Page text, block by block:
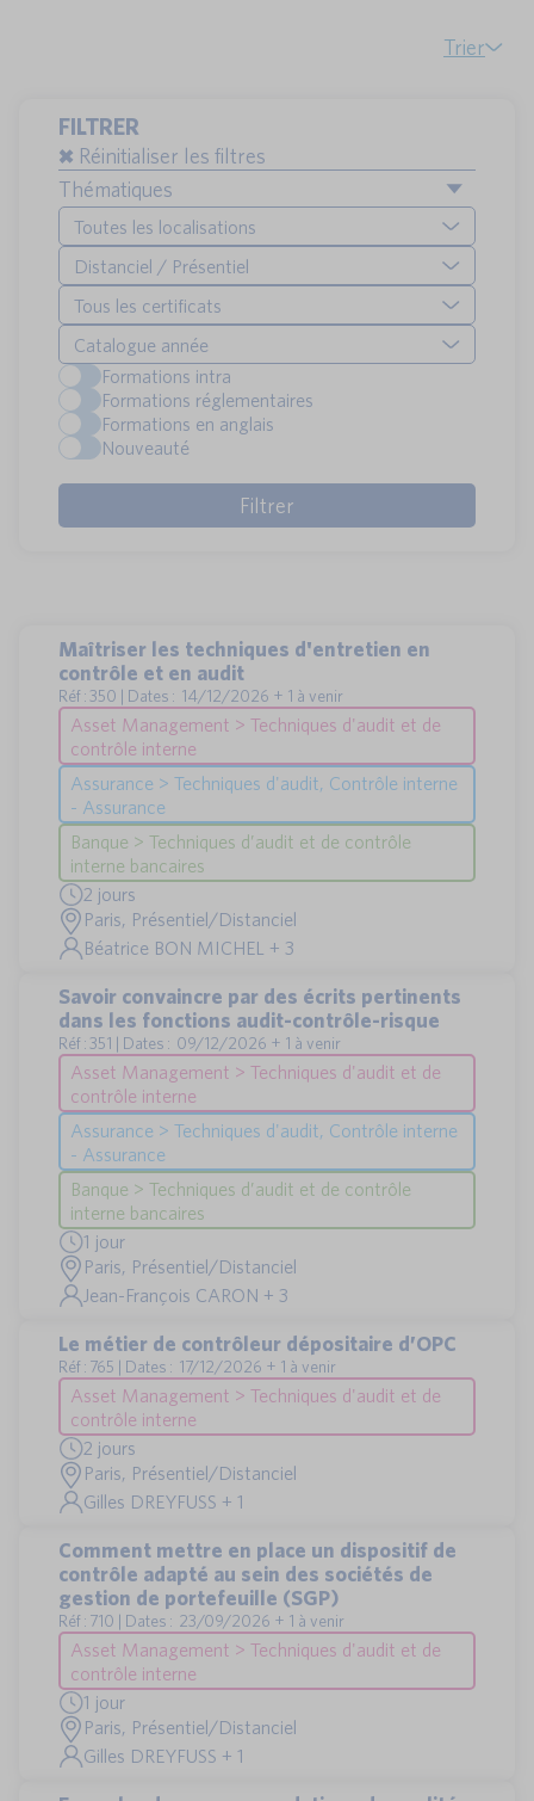
Trier
FILTRER
Réinitialiser les filtres
Thématiques
Toutes les localisations
Distanciel / Présentiel
Tous les certificats
Catalogue année
Formations intra
Formations réglementaires
Formations en anglais
Nouveauté
Maîtriser les techniques d'entretien en
contrôle et en audit
Réf : 350 | Dates : 14/12/2026 + 1 à venir
Asset Management > Techniques d'audit et de
contrôle interne
Assurance > Techniques d'audit, Contrôle interne
- Assurance
Banque > Techniques d’audit et de contrôle
interne bancaires
2 jours
Paris, Présentiel/Distanciel
Béatrice BON MICHEL + 3
Savoir convaincre par des écrits pertinents
dans les fonctions audit-contrôle-risque
Réf : 351 | Dates : 09/12/2026 + 1 à venir
Asset Management > Techniques d'audit et de
contrôle interne
Assurance > Techniques d'audit, Contrôle interne
- Assurance
Banque > Techniques d’audit et de contrôle
interne bancaires
1 jour
Paris, Présentiel/Distanciel
Jean-François CARON + 3
Le métier de contrôleur dépositaire d’OPC
Réf : 765 | Dates : 17/12/2026 + 1 à venir
Asset Management > Techniques d'audit et de
contrôle interne
2 jours
Paris, Présentiel/Distanciel
Gilles DREYFUSS + 1
Comment mettre en place un dispositif de
contrôle adapté au sein des sociétés de
gestion de portefeuille (SGP)
Réf : 710 | Dates : 23/09/2026 + 1 à venir
Asset Management > Techniques d'audit et de
contrôle interne
1 jour
Paris, Présentiel/Distanciel
Gilles DREYFUSS + 1